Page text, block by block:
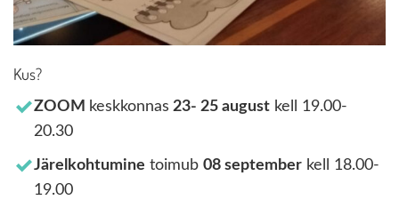
Kus?
ZOOM keskkonnas 23- 25 august kell 19.00-
20.30
Järelkohtumine toimub08 september kell 18.00-
19.00